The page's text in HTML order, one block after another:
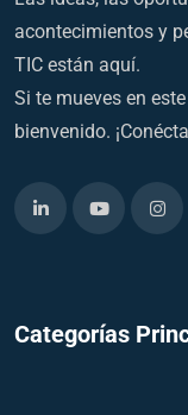
acontecimientos y
TIC están aquí.
Si te mueves en
bienvenido.
Categorías